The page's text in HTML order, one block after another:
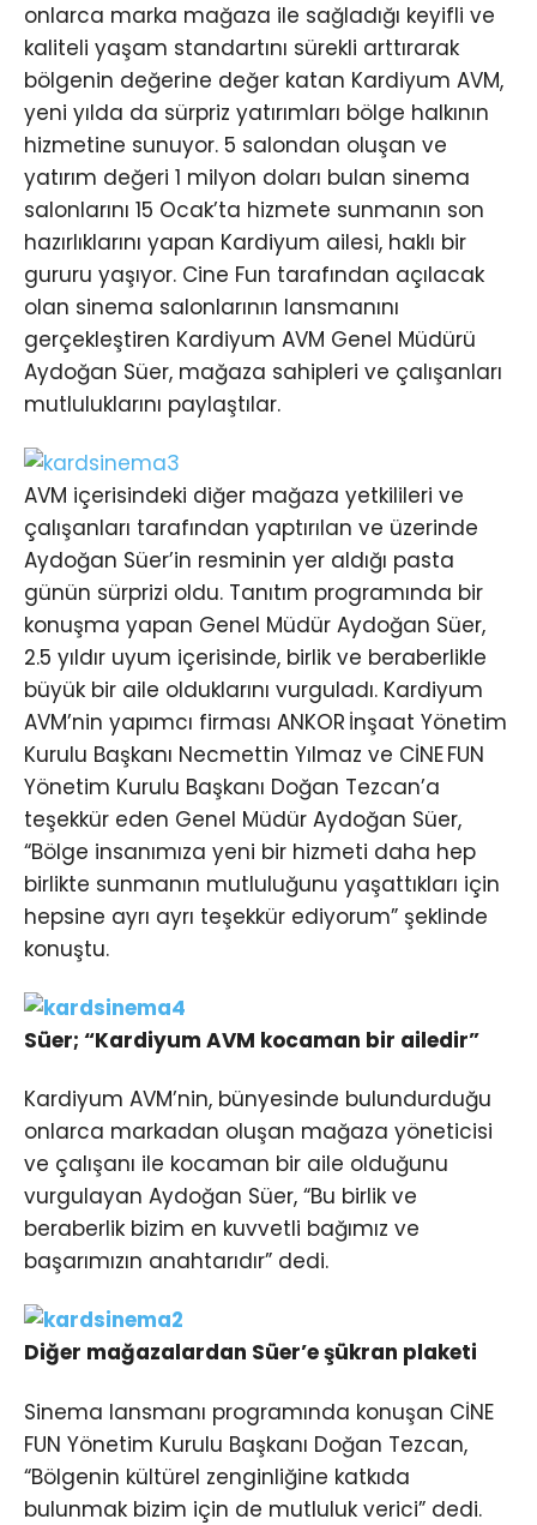
onlarca marka mağaza ile sağladığı keyifli ve
kaliteli yaşam standartını sürekli arttırarak
bölgenin değerine değer katan Kardiyum AVM,
yeni yılda da sürpriz yatırımları bölge halkının
hizmetine sunuyor. 5 salondan oluşan ve
yatırım değeri 1 milyon doları bulan sinema
salonlarını 15 Ocak’ta hizmete sunmanın son
hazırlıklarını yapan Kardiyum ailesi, haklı bir
gururu yaşıyor. Cine Fun tarafından açılacak
olan sinema salonlarının lansmanını
gerçekleştiren Kardiyum AVM Genel Müdürü
Aydoğan Süer, mağaza sahipleri ve çalışanları
mutluluklarını paylaştılar.
AVM içerisindeki diğer mağaza yetkilileri ve
çalışanları tarafından yaptırılan ve üzerinde
Aydoğan Süer’in resminin yer aldığı pasta
günün sürprizi oldu. Tanıtım programında bir
konuşma yapan Genel Müdür Aydoğan Süer,
2.5 yıldır uyum içerisinde, birlik ve beraberlikle
büyük bir aile olduklarını vurguladı. Kardiyum
AVM’nin yapımcı firması ANKOR İnşaat Yönetim
Kurulu Başkanı Necmettin Yılmaz ve CİNE FUN
Yönetim Kurulu Başkanı Doğan Tezcan’a
teşekkür eden Genel Müdür Aydoğan Süer,
“Bölge insanımıza yeni bir hizmeti daha hep
birlikte sunmanın mutluluğunu yaşattıkları için
hepsine ayrı ayrı teşekkür ediyorum” şeklinde
konuştu.
Süer; “Kardiyum AVM kocaman bir ailedir”
Kardiyum AVM’nin, bünyesinde bulundurduğu
onlarca markadan oluşan mağaza yöneticisi
ve çalışanı ile kocaman bir aile olduğunu
vurgulayan Aydoğan Süer, “Bu birlik ve
beraberlik bizim en kuvvetli bağımız ve
başarımızın anahtarıdır” dedi.
Diğer mağazalardan Süer’e şükran plaketi
Sinema lansmanı programında konuşan CİNE
FUN Yönetim Kurulu Başkanı Doğan Tezcan,
“Bölgenin kültürel zenginliğine katkıda
bulunmak bizim için de mutluluk verici” dedi.